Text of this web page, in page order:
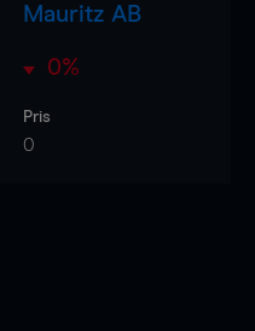
Mauritz AB
0%
Pris
0